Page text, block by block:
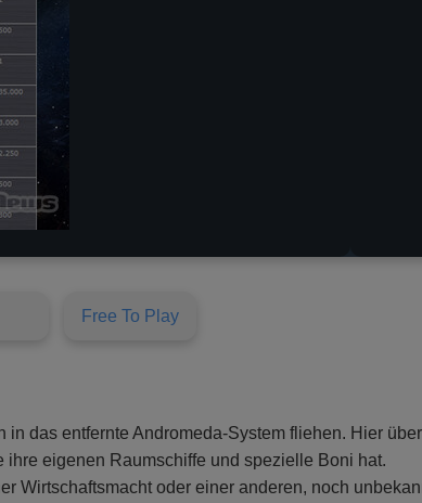
Free To Play
das entfernte Andromeda-System fliehen. Hier
eigenen Raumschiffe und spezielle Boni hat.
Wirtschaftsmacht oder einer anderen, noch